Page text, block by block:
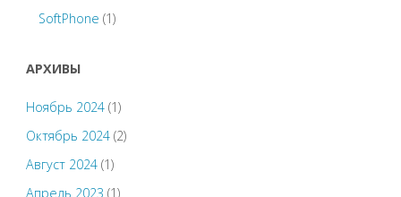
SoftPhone (1)
АРХИВЫ
Ноябрь 2024(1)
Октябрь 2024(2)
Август 2024(1)
Апрель 2023 (1)